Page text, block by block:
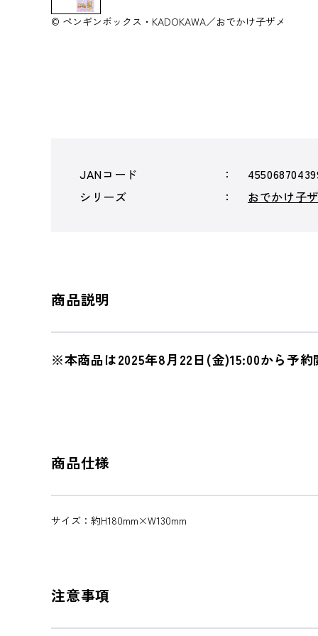
© ペンギンボックス・KADOKAWA／おでかけ子ザメ
JANコード
シリーズ
おでかけ子
商品説明
※本商品は2025年8月22日(金)15:00から予約
商品仕様
サイズ：約H180mm×W130mm
注意事項